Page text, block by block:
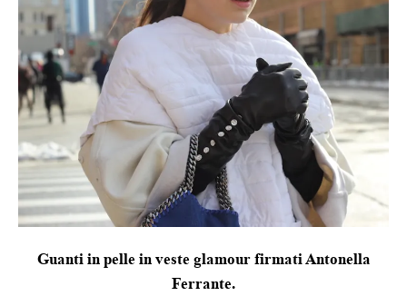
Guanti in pelle in veste glamour firmati Antonella
Ferrante.